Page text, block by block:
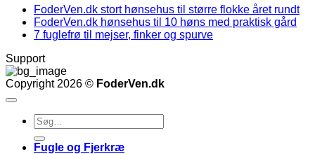
FoderVen.dk stort hønsehus til større flokke året rundt
FoderVen.dk hønsehus til 10 høns med praktisk gård
7 fuglefrø til mejser, finker og spurve
Support
Copyright 2026 © FoderVen.dk
Søg
efter:
Fugle og Fjerkræ